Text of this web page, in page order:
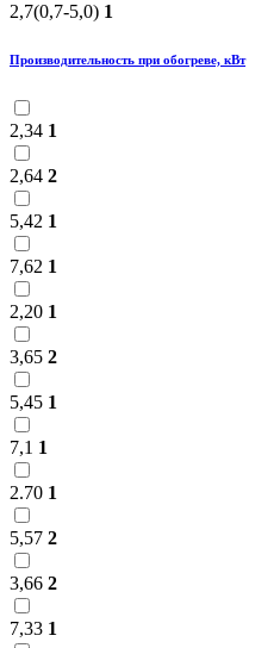
2,7(0,7-5,0) 1
Производительность при обогреве, кВт
2,34 1
2,64 2
5,42 1
7,62 1
2,20 1
3,65 2
5,45 1
7,1 1
2.70 1
5,57 2
3,66 2
7,33 1